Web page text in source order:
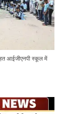
आईजीएनपी स्कूल में